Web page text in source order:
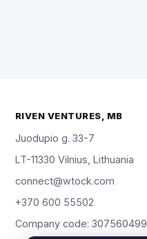
RIVEN VENTURES, MB
Juodupio g. 33-7
LT-11330 Vilnius, Lithuania
connect@wtock.com
+370 600 55502
Company code: 307560499